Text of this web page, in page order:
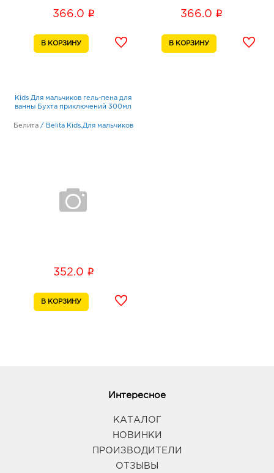
366.0 i 366.0 i
Kids Для мальчиков гель-пена для
ванны Бухта приключений 300мл
Белита / Belita Kids.Для мальчиков
352.0 i
Интересное
КАТАЛОГ
НОВИНКИ
ПРОИЗВОДИТЕЛИ
ОТЗЫВЫ